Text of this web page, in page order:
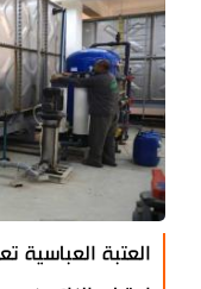
العتبة العباسية